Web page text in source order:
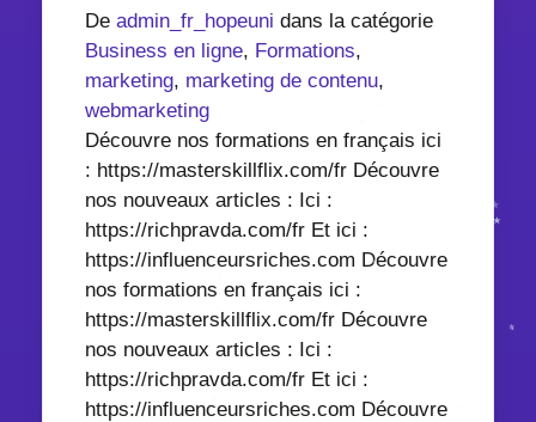
De admin_fr_hopeuni dans la catégorie
Business en ligne, Formations,
marketing, marketing de contenu,
webmarketing
Découvre nos formations en français ici
: https://masterskillflix.com/fr Découvre
nos nouveaux articles : Ici :
https://richpravda.com/fr Et ici :
https://influenceursriches.com Découvre
nos formations en français ici :
https://masterskillflix.com/fr Découvre
nos nouveaux articles : Ici :
https://richpravda.com/fr Et ici :
https://influenceursriches.com Découvre